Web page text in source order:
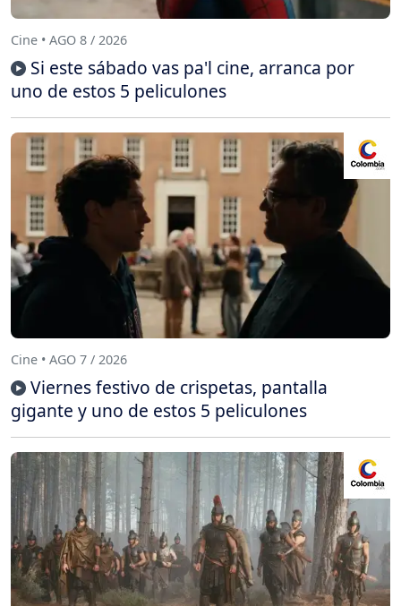
Cine • AGO 8 / 2026
Si este sábado vas pa'l cine, arranca por
uno de estos 5 peliculones
Cine • AGO 7 / 2026
Viernes festivo de crispetas, pantalla
gigante y uno de estos 5 peliculones